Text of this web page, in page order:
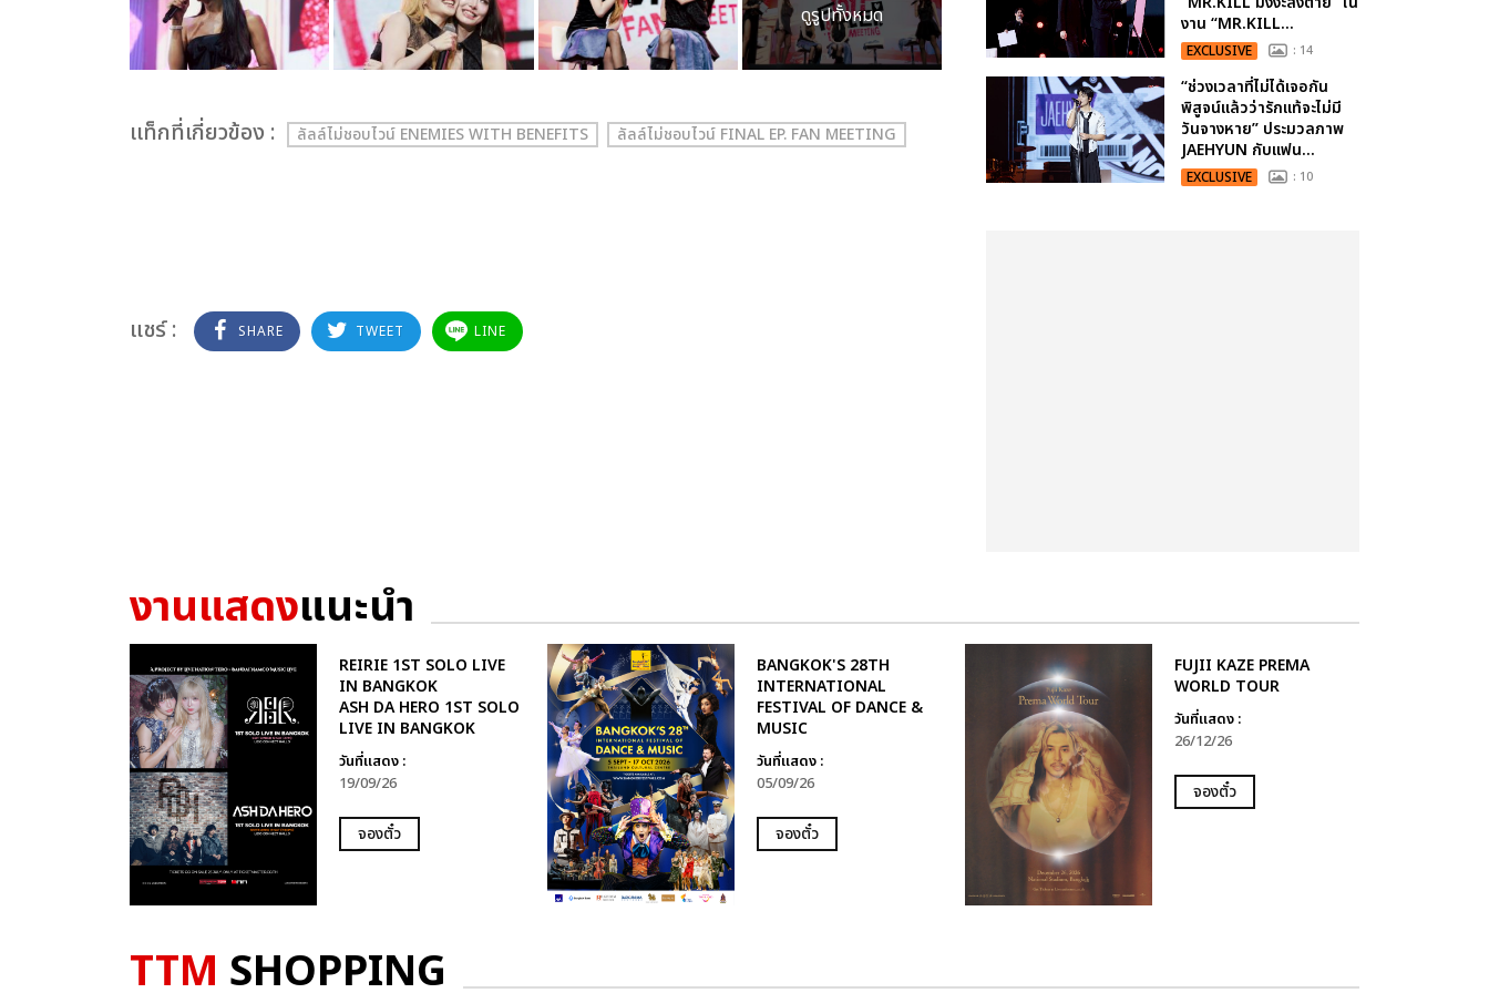
ดูรูปทั้งหมด
เเท็กที่เกี่ยวข้อง : ลัลล์ไม่ชอบไวน์ ENEMIES WITH BENEFITS ลัลล์ไม่ชอบไวน์ FINAL EP. FAN MEETING
แชร์ : SHARE TWEET LINE
งาน “MR.KILL...
EXCLUSIVE : 14
“ช่วงเวลาที่ไม่ได้เจอกัน
พิสูจน์แล้วว่ารักแท้จะไม่มี
วันจางหาย” ประมวลภาพ
JAEHYUN กับแฟน...
EXCLUSIVE : 10
งานแสดงแนะนำ
REIRIE 1ST SOLO LIVE
IN BANGKOK
ASH DA HERO 1ST SOLO
LIVE IN BANGKOK
วันที่แสดง :
19/09/26
จองตั๋ว
BANGKOK'S 28TH
INTERNATIONAL
FESTIVAL OF DANCE &
MUSIC
วันที่แสดง :
05/09/26
จองตั๋ว
FUJII KAZE PREMA
WORLD TOUR
วันที่แสดง :
26/12/26
จองตั๋ว
TTM SHOPPING